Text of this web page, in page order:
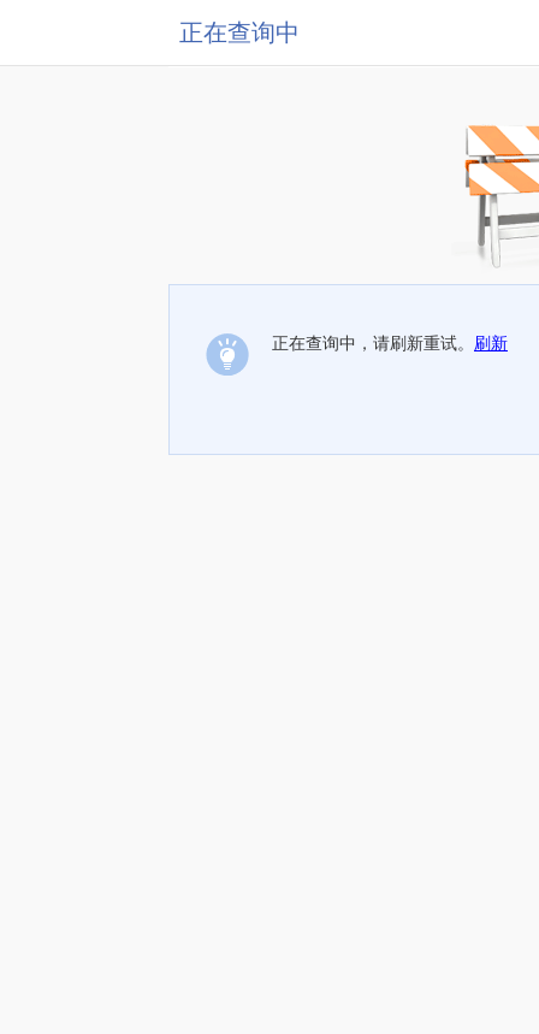
正在查询中
正在查询中，请刷新重试。 刷新